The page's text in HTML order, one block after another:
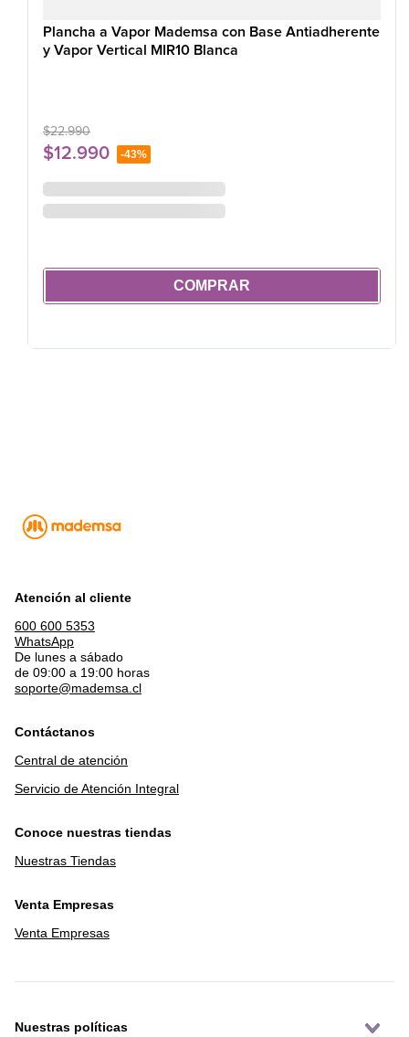
Plancha a Vapor Mademsa con Base Antiadherente
y Vapor Vertical MIR10 Blanca
$22.990
$12.990 -43%
COMPRAR
Atención al cliente
600 600 5353
WhatsApp
De lunes a sábado
de 09:00 a 19:00 horas
soporte@mademsa.cl
Contáctanos
Central de atención
Servicio de Atención Integral
Conoce nuestras tiendas
Nuestras Tiendas
Venta Empresas
Venta Empresas
Nuestras políticas